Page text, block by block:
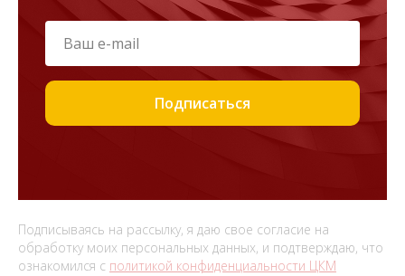
Подписаться
Подписываясь на рассылку, я даю свое согласие на
обработку моих персональных данных, и подтверждаю, что
ознакомился с политикой конфиденциальности ЦКМ